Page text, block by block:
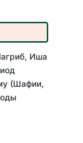
Иша
(Шафии,